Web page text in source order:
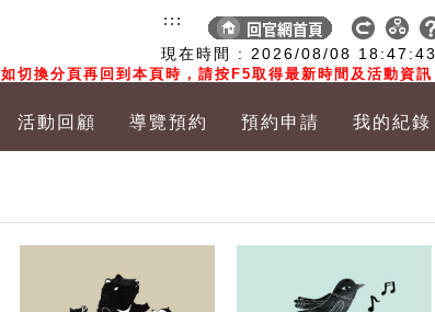
現在時間 : 2026/08/08 18:47:44
如切換分頁再回到本頁時，請按F5取得最新時間及活動資訊
:::
活動回顧 導覽預約 預約申請 我的紀錄